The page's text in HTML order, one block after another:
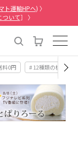
ト運輸HPへ) 〉
ついて］ 〉
料0円 # 12種類の桃